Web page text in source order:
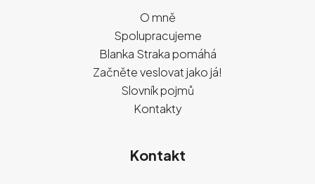
O mně
Spolupracujeme
Blanka Straka pomáhá
Začněte veslovat jako já!
Slovník pojmů
Kontakty
Kontakt